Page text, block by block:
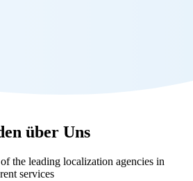
über Uns
the leading localization agencies in
services